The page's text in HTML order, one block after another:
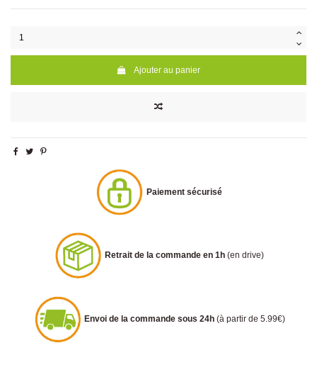
Ajouter au panier
Paiement sécurisé
Retrait de la commande en 1h (en drive)
Envoi de la commande sous 24h (à partir de 5.99€)